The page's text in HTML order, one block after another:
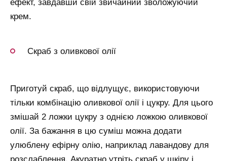
ефект, завдавши свій звичайний зволожуючий
крем.
Скраб з оливкової олії
Приготуй скраб, що відлущує, використовуючи
тільки комбінацію оливкової олії і цукру. Для цього
змішай 2 ложки цукру з однією ложкою оливкової
олії. За бажання в цю суміш можна додати
улюблену ефірну олію, наприклад лавандову для